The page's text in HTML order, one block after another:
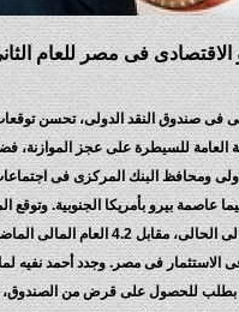
فى مصر للعام
فى صندوق النقد الدولى، تحسن
للسيطرة على عجز الموازنة،
ومحافظ البنك المركزى فى
ليما عاصمة بيرو بأمريكا الجنوبية.
الخريف، نمو الاقتصاد المصرى
4.5 فى 2015، مما يعكس تعافى الاستثمار فى
للحصول على قرض من الصندوق،